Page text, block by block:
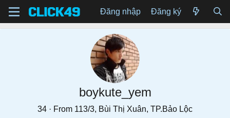
Đăng nhập Đăng ký
boykute_yem
34 · From 113/3, Bùi Thị Xuân, TP.Bảo Lộc